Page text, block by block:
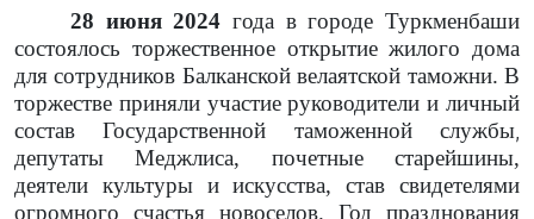
28 июня 2024года в городе Туркменбаши
состоялось торжественное открытие жилого дома
для сотрудников Балканской велаятской таможни. В
торжестве приняли участие руководители и личный
состав Государственной таможенной службы
депутаты Меджлиса, почетные старейшины,
деятели культуры и искусства, став свидетелями
огромного счастья новоселов. Год празднования